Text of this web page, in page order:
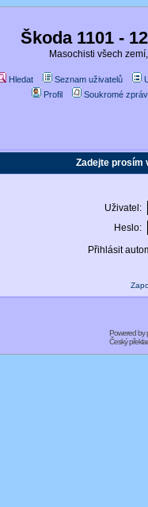
Škoda 1101 -
Masochisti všech
Hledat Seznam uživatelů
Profil
Soukromé
Zadejte prosím
Uživatel:
Heslo:
Přihlásit
Powered by
Český